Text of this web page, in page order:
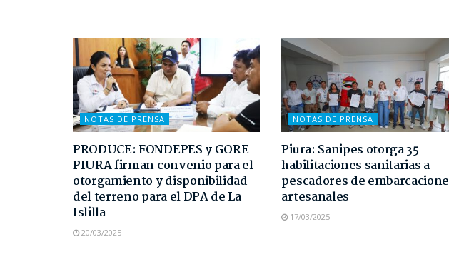
NOTAS DE PRENSA
PRODUCE: FONDEPES y GORE
PIURA firman convenio para el
otorgamiento y disponibilidad
del terreno para el DPA de La
Islilla
20/03/2025
NOTAS DE PRENSA
Piura: Sanipes otorga 35
habilitaciones sanitarias a
pescadores de
artesanales
17/03/2025